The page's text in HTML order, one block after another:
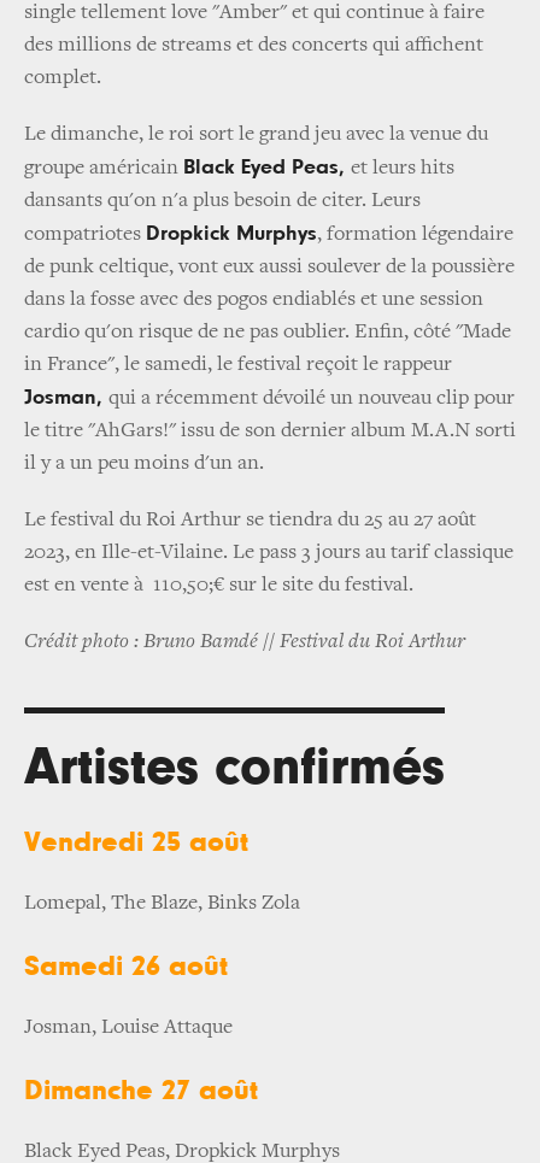
single tellement love "Amber" et qui continue à faire
des millions de streams et des concerts qui affichent
complet.
Le dimanche, le roi sort le grand jeu avec la venue du
groupe américain Black Eyed Peas, et leurs hits
dansants qu'on n'a plus besoin de citer. Leurs
compatriotes Dropkick Murphys, formation légendaire
de punk celtique, vont eux aussi soulever de la poussière
dans la fosse avec des pogos endiablés et une session
cardio qu'on risque de ne pas oublier. Enfin, côté "Made
in France", le samedi, le festival reçoit le rappeur
Josman, qui a récemment dévoilé un nouveau clip pour
le titre "AhGars!" issu de son dernier album M.A.N sorti
il y a un peu moins d'un an.
Le festival du Roi Arthur se tiendra du 25 au 27 août
2023, en Ille-et-Vilaine. Le pass 3 jours au tarif classique
est en vente à 110,50;€ sur le site du festival.
Crédit photo : Bruno Bamdé // Festival du Roi Arthur
Artistes confirmés
Vendredi 25 août
Lomepal, The Blaze, Binks Zola
Samedi 26 août
Josman, Louise Attaque
Dimanche 27 août
Black Eyed Peas, Dropkick Murphys